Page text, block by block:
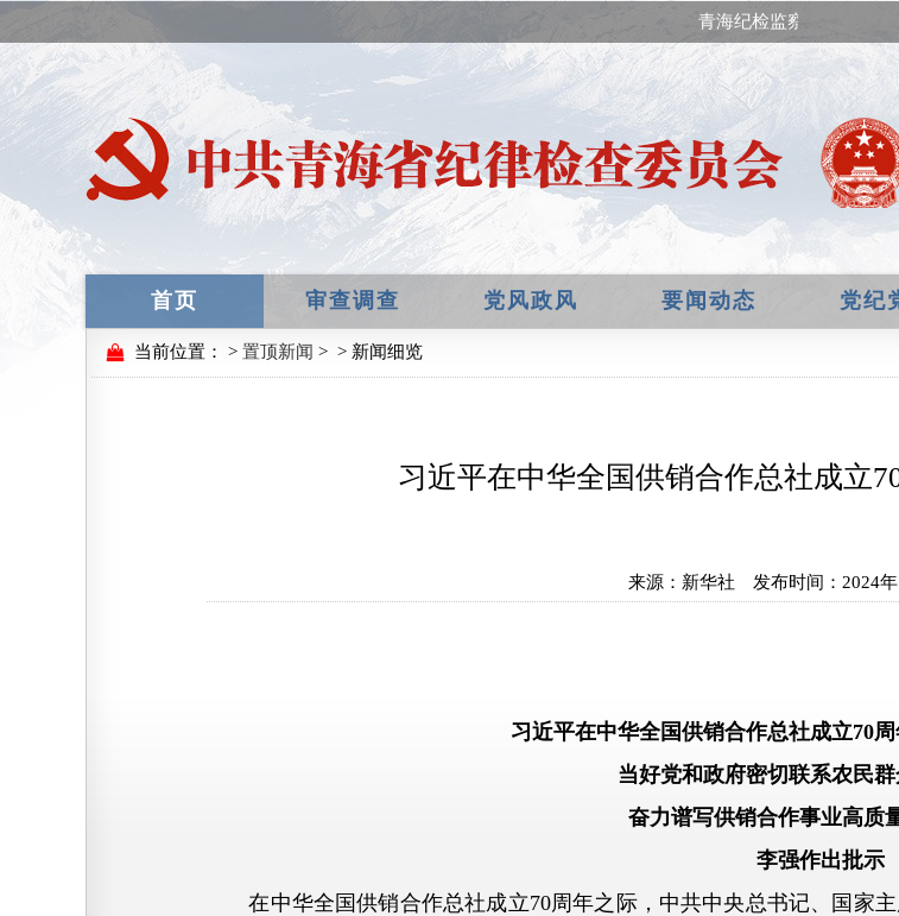
青海纪检监察网已经升级
首页 审查调查 党风政风 要闻动态 党纪
当前位置： > 置顶新闻 > > 新闻细览
习近平在中华全国供销合作总社成立
来源： 新华社 发布时间： 2024
习近平在中华全国供销合作总社成立70周
当好党和政府密切联系农民群
奋力谱写供销合作事业高质
李强作出批示
在中华全国供销合作总社成立70周年之际，中共中央总书记、国家